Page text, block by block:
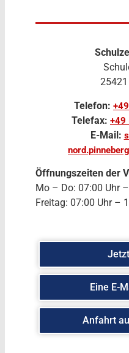
Telefon:
Telefax: +49
E-Mail:
Öffnungszeiten der
Mo – Do: 07:00 Uhr
Freitag: 07:00 Uhr –
Eine E-
Anfahrt